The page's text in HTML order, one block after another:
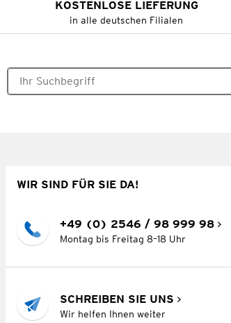
KOSTENLOSE LIEFERUNG
in alle deutschen Filialen
WIR SIND FÜR SIE DA!
+49 (0) 2546 / 98 999 98
Montag bis Freitag 8–18 Uhr
SCHREIBEN SIE UNS
Wir helfen Ihnen weiter